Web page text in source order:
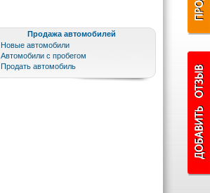
Продажа автомобилей
Новые автомобили
Автомобили с пробегом
Продать автомобиль